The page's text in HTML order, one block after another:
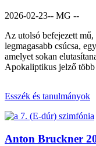
2026-02-23-- MG --
Az utolsó befejezett
legmagasabb csúcsa,
amelyet sokan
Apokaliptikus jelző több
Esszék és tanulmányok
Anton Bruckner